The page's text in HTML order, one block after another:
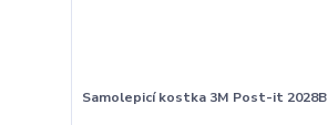
Samolepicí kostka 3M Post-it 2028B